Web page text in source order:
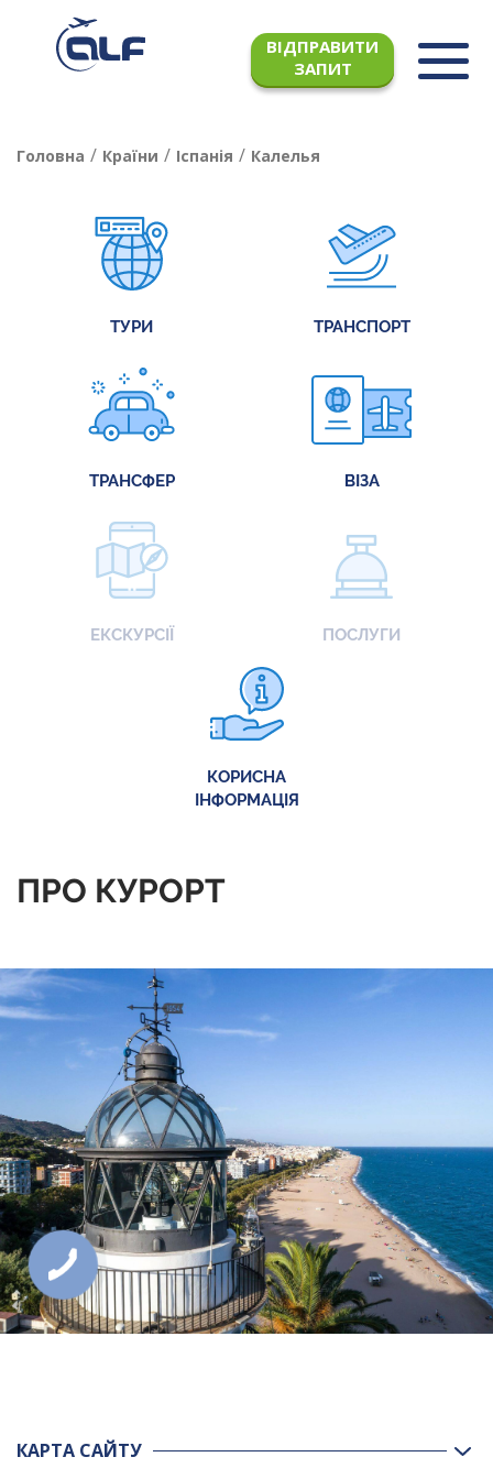
ВІДПРАВИТИ
ЗАПИТ
Головна / Країни / Іспанія / Калелья
ТУРИ ТРАНСПОРТ
ТРАНСФЕР ВІЗА
ЕКСКУРСІЇ ПОСЛУГИ
КОРИСНА
ІНФОРМАЦІЯ
ПРО КУРОРТ
КАРТА САЙТУ